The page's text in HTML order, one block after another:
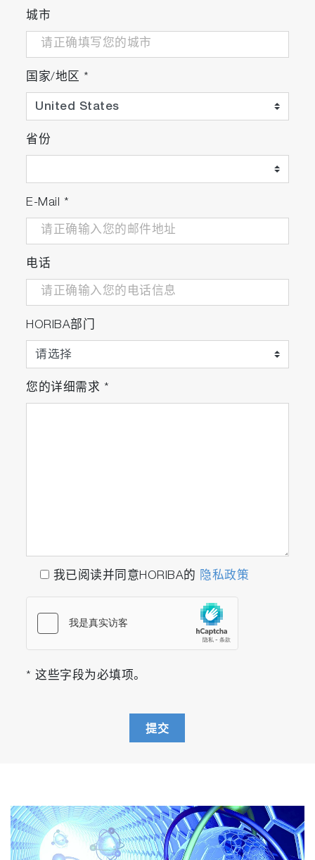
城市
国家/地区 *
省份
E-Mail *
电话
HORIBA部门
您的详细需求 *
我已阅读并同意HORIBA的 隐私政策
* 这些字段为必填项。
提交